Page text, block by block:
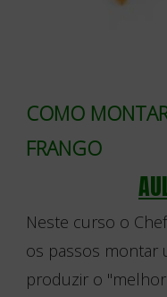
COMO
FRANGO
Neste curso o
os passos montar
produzir o